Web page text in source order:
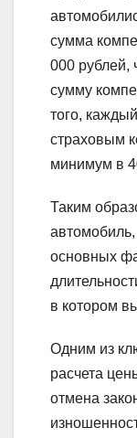
сумма
000 рублей,
сумму
того,
страховым
минимум в
Таким
автомобиль,
основных
в котором
Одним из
расчета
отмена